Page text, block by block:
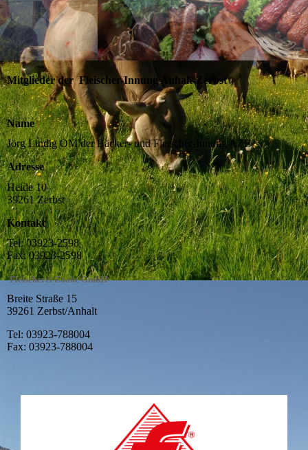
Mitglieder der Fleischer-Innung Anhalt-Zerbst
Name
Jörg Lindig OM der Bäcker- und Fleischer-Innung AZE
Adresse
Heide 10
39261 Zerbst
Kontakt
Tel: 03923-2598
Fax: 03923-2598
Fleischerei Zaake GmbH
Breite Straße 15
39261 Zerbst/Anhalt
Tel: 03923-788004
Fax: 03923-788004